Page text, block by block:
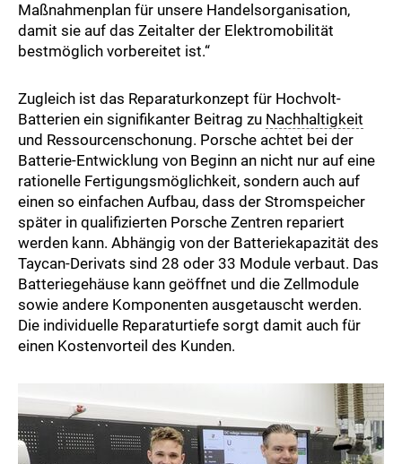
Maßnahmenplan für unsere Handelsorganisation,
damit sie auf das Zeitalter der Elektromobilität
bestmöglich vorbereitet ist.“
Zugleich ist das Reparaturkonzept für Hochvolt-
Batterien ein signifikanter Beitrag zu Nachhaltigkeit
und Ressourcenschonung. Porsche achtet bei der
Batterie-Entwicklung von Beginn an nicht nur auf eine
rationelle Fertigungsmöglichkeit, sondern auch auf
einen so einfachen Aufbau, dass der Stromspeicher
später in qualifizierten Porsche Zentren repariert
werden kann. Abhängig von der Batteriekapazität des
Taycan-Derivats sind 28 oder 33 Module verbaut. Das
Batteriegehäuse kann geöffnet und die Zellmodule
sowie andere Komponenten ausgetauscht werden.
Die individuelle Reparaturtiefe sorgt damit auch für
einen Kostenvorteil des Kunden.